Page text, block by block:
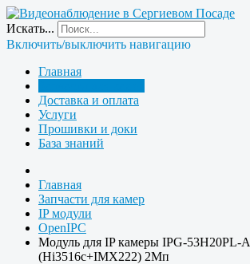
Искать...
Включить/выключить навигацию
Главная
Доставка и оплата
Услуги
Прошивки и доки
База знаний
Главная
Запчасти для камер
IP модули
OpenIPC
Модуль для IP камеры IPG-53H20PL-A
(Hi3516c+IMX222) 2Мп